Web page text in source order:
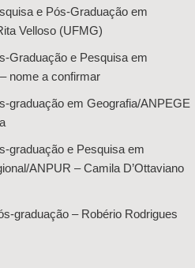
e Pós-Graduação em
Velloso (UFMG)
Graduação e Pesquisa em
nome a confirmar
graduação em Geografia/ANPEGE
graduação e Pesquisa em
ANPUR – Camila D’Ottaviano
graduação – Robério Rodrigues